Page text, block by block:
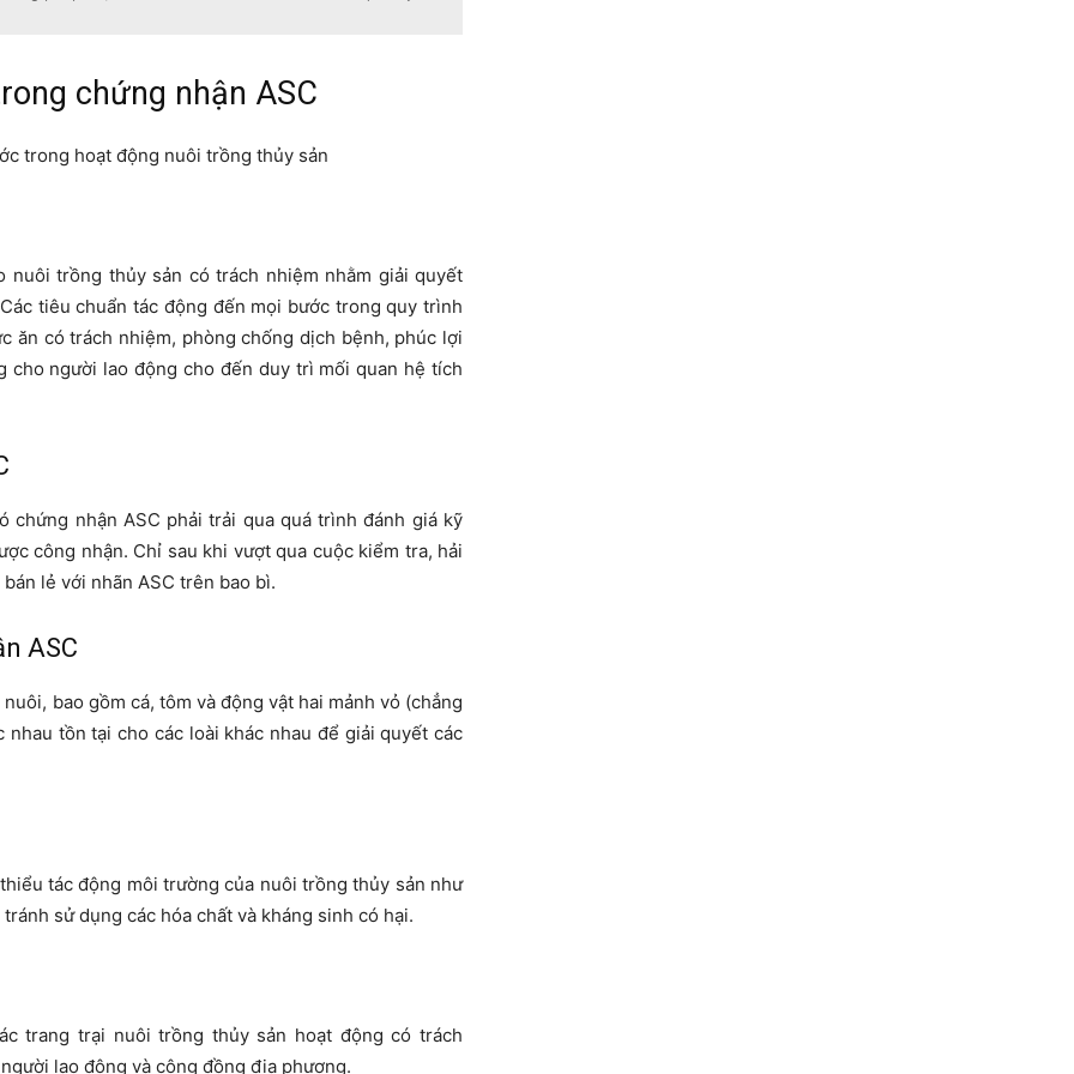
chứng nhận ASC
trong hoạt động nuôi trồng thủy sản
nuôi trồng thủy sản có trách nhiệm nhằm giải quyết
tiêu chuẩn tác động đến mọi bước trong quy trình
ăn có trách nhiệm, phòng chống dịch bệnh, phúc lợi
cho người lao động cho đến duy trì mối quan hệ tích
chứng nhận ASC phải trải qua quá trình đánh giá kỹ
công nhận. Chỉ sau khi vượt qua cuộc kiểm tra, hải
lẻ với nhãn ASC trên bao bì.
ASC
bao gồm cá, tôm và động vật hai mảnh vỏ (chẳng
tồn tại cho các loài khác nhau để giải quyết các
tác động môi trường của nuôi trồng thủy sản như
sử dụng các hóa chất và kháng sinh có hại.
trang trại nuôi trồng thủy sản hoạt động có trách
lao động và cộng đồng địa phương.